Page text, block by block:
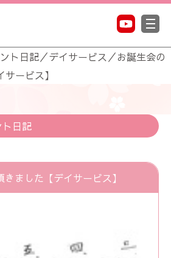
ト日記／デイサービス ／お誕生会の
ービス】
日記
ました【デイサービス】